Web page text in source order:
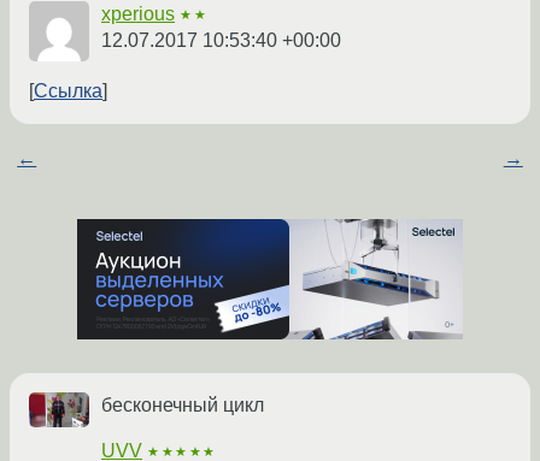
xperious ★★
12.07.2017 10:53:40 +00:00
Ссылка
← →
бесконечный цикл
UVV ★★★★★